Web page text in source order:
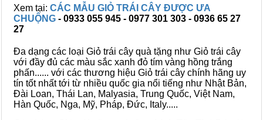
Xem tại: CÁC MẪU GIỎ TRÁI CÂY ĐƯỢC ƯA
CHUỘNG - 0933 055 945 - 0977 301 303 - 0936 65 27
27
Đa dạng các loại Giỏ trái cây quà tặng như Giỏ trái cây
với đầy đủ các màu sắc xanh đỏ tím vàng hồng trắng
phấn...... với các thương hiệu Giỏ trái cây chính hãng uy
tín tốt nhất tới từ nhiều quốc gia nổi tiếng như Nhật Bản,
Đài Loan, Thái Lan, Malyasia, Trung Quốc, Việt Nam,
Hàn Quốc, Nga, Mỹ, Pháp, Đức, Italy.....